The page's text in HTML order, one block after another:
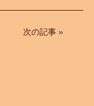
次の記事 »